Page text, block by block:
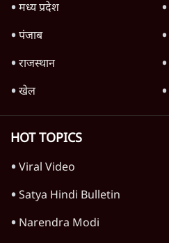
मध्य प्रदेश
पंजाब
राजस्थान
खेल
HOT TOPICS
Viral Video
Satya Hindi Bulletin
Narendra Modi